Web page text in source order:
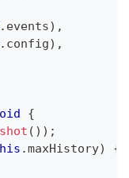
. events) ,
. config) ,
{
( ) ) ;
.maxHistory)
{